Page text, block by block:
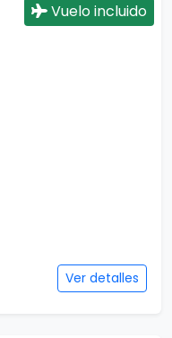
Vuelo incluido
Ver detalles